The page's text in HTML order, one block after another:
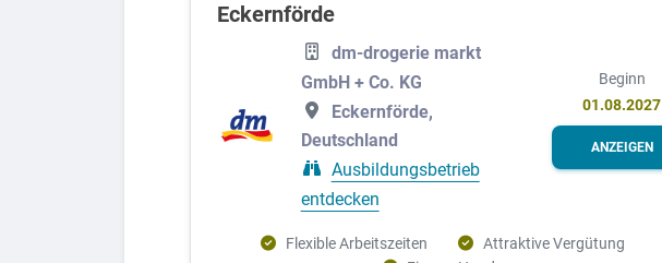
Eckernförde
dm-drogerie markt
GmbH + Co. KG
Eckernförde,
Deutschland
Ausbildungsbetrieb
entdecken
Beginn
01.08.2027
ANZEIGEN
Flexible Arbeitszeiten
Attraktive Vergütung